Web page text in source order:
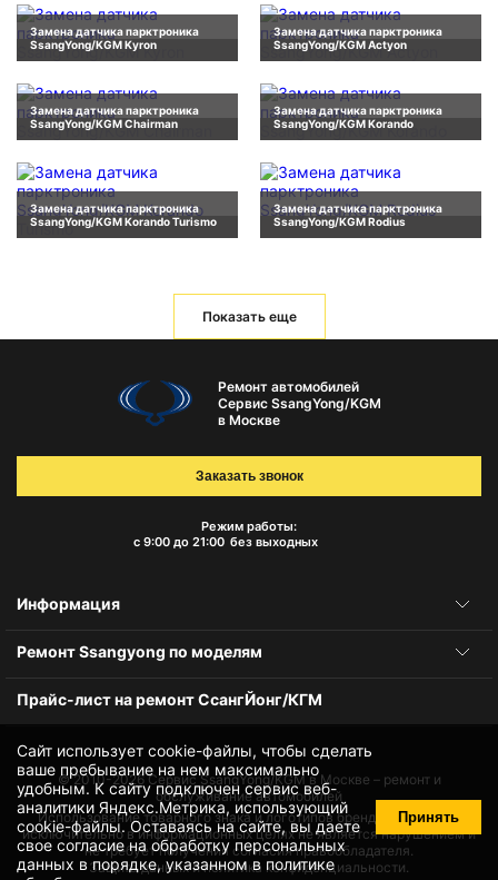
Замена датчика парктроника
SsangYong/KGM Kyron
Замена датчика парктроника
SsangYong/KGM Actyon
Замена датчика парктроника
SsangYong/KGM Chairman
Замена датчика парктроника
SsangYong/KGM Korando
Замена датчика парктроника
SsangYong/KGM Korando Turismo
Замена датчика парктроника
SsangYong/KGM Rodius
Показать еще
Сайт использует cookie-файлы, чтобы сделать
ваше пребывание на нем максимально
удобным. К cайту подключен сервис веб-
аналитики Яндекс.Метрика, использующий
cookie-файлы. Оставаясь на сайте, вы даете
своесогласие на обработку персональных
данных в порядке, указанном в политике
Принять
Ремонт автомобилей
Сервис SsangYong/KGM
в Москве
Режим работы:
с 9:00 до 21:00 без выходных
Заказать звонок
Информация
Ремонт Ssangyong по моделям
Прайс-лист на ремонт СсангЙонг/КГМ
© 2010-2026Сервис SsangYong/KGM в Москве – ремонт и
обслуживание автомобилей
Использование товарного знака и логотипов бренда происходит
исключительно в информационных целях не является нарушением и
не требует получения согласия правообладателя.
Защита данных и политика конфиденциальности.